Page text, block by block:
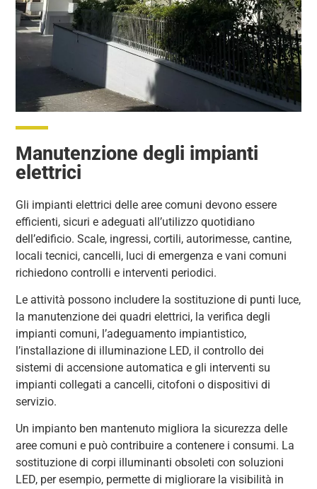
Manutenzione degli impianti
elettrici
Gli impianti elettrici delle aree comuni devono essere
efficienti, sicuri e adeguati all’utilizzo quotidiano
dell’edificio. Scale, ingressi, cortili, autorimesse, cantine,
locali tecnici, cancelli, luci di emergenza e vani comuni
richiedono controlli e interventi periodici.
Le attività possono includere la sostituzione di punti luce,
la manutenzione dei quadri elettrici, la verifica degli
impianti comuni, l’adeguamento impiantistico,
l’installazione di illuminazione LED, il controllo dei
sistemi di accensione automatica e gli interventi su
impianti collegati a cancelli, citofoni o dispositivi di
servizio.
Un impianto ben mantenuto migliora la sicurezza delle
aree comuni e può contribuire a contenere i consumi. La
sostituzione di corpi illuminanti obsoleti con soluzioni
LED, per esempio, permette di migliorare la visibilità in